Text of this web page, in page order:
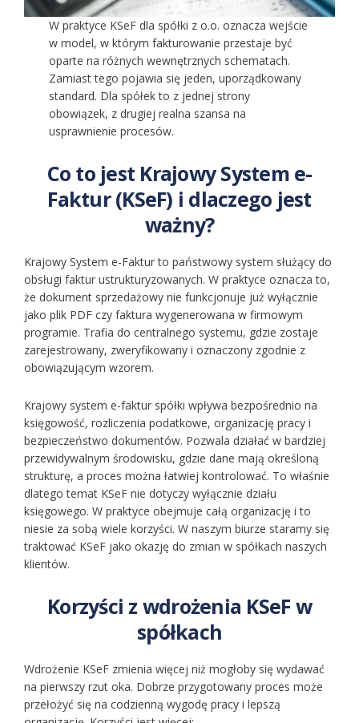
W praktyce KSeF dla spółki z o.o. oznacza wejście
w model, w którym fakturowanie przestaje być
oparte na różnych wewnętrznych schematach.
Zamiast tego pojawia się jeden, uporządkowany
standard. Dla spółek to z jednej strony
obowiązek, z drugiej realna szansa na
usprawnienie procesów.
Co to jest Krajowy System e-
Faktur (KSeF) i dlaczego jest
ważny?
Krajowy System e-Faktur to państwowy system służący do
obsługi faktur ustrukturyzowanych. W praktyce oznacza to,
że dokument sprzedażowy nie funkcjonuje już wyłącznie
jako plik PDF czy faktura wygenerowana w firmowym
programie. Trafia do centralnego systemu, gdzie zostaje
zarejestrowany, zweryfikowany i oznaczony zgodnie z
obowiązującym wzorem.
Krajowy system e-faktur spółki wpływa bezpośrednio na
księgowość, rozliczenia podatkowe, organizację pracy i
bezpieczeństwo dokumentów. Pozwala działać w bardziej
przewidywalnym środowisku, gdzie dane mają określoną
strukturę, a proces można łatwiej kontrolować. To właśnie
dlatego temat KSeF nie dotyczy wyłącznie działu
księgowego. W praktyce obejmuje całą organizację i to
niesie za sobą wiele korzyści. W naszym biurze staramy się
traktować KSeF jako okazję do zmian w spółkach naszych
klientów.
Korzyści z wdrożenia KSeF w
spółkach
Wdrożenie KSeF zmienia więcej niż mogłoby się wydawać
na pierwszy rzut oka. Dobrze przygotowany proces może
przełożyć się na codzienną wygodę pracy i lepszą